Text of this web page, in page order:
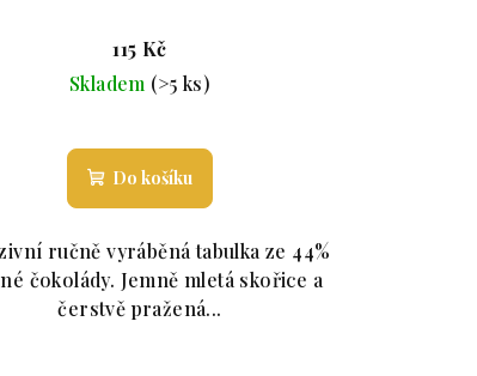
115 Kč
Skladem (>5 ks)
Do košíku
ručně vyráběná tabulka ze 44%
čokolády. Jemně mletá skořice a
čerstvě pražená...